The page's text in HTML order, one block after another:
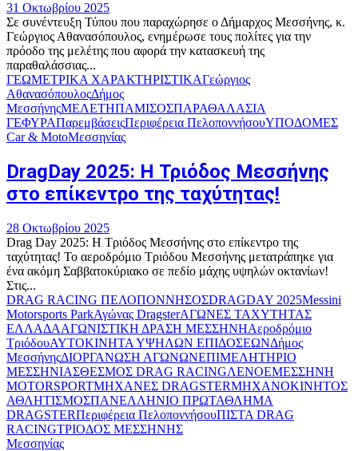
31 Οκτωβρίου 2025
Σε συνέντευξη Τύπου που παραχώρησε ο Δήμαρχος Μεσσήνης, κ.
Γεώργιος Αθανασόπουλος, ενημέρωσε τους πολίτες για την
πρόοδο της μελέτης που αφορά την κατασκευή της
παραθαλάσσιας...
ΓΕΩΜΕΤΡΙΚΑ ΧΑΡΑΚΤΗΡΙΣΤΙΚΑΓεώργιος
ΑθανασόπουλοςΔήμος
ΜεσσήνηςΜΕΛΕΤΗΠΑΜΙΣΟΣΠΑΡΑΘΑΛΑΣΙΑ
ΓΕΦΥΡΑΠαρεμβάσειςΠεριφέρεια ΠελοποννήσουΥΠΟΔΟΜΕΣ
Car & MotoΜεσσηνίας
DragDay 2025: Η Τριόδος Μεσσήνης
στο επίκεντρο της ταχύτητας!
28 Οκτωβρίου 2025
Drag Day 2025: Η Τριόδος Μεσσήνης στο επίκεντρο της
ταχύτητας! Το αεροδρόμιο Τριόδου Μεσσήνης μετατράπηκε για
ένα ακόμη Σαββατοκύριακο σε πεδίο μάχης υψηλών οκτανίων!
Στις...
DRAG RACING ΠΕΛΟΠΟΝΝΗΣΟΣDRAGDAY 2025Messini
Motorsports ParkΑγώνας DragsterΑΓΩΝΕΣ ΤΑΧΥΤΗΤΑΣ
ΕΛΛΑΔΑΑΓΩΝΙΣΤΙΚΗ ΔΡΑΣΗ ΜΕΣΣΗΝΗΑεροδρόμιο
ΤριόδουΑΥΤΟΚΙΝΗΤΑ ΥΨΗΛΩΝ ΕΠΙΔΟΣΕΩΝΔήμος
ΜεσσήνηςΔΙΟΡΓΑΝΩΣΗ ΑΓΩΝΩΝΕΠΙΜΕΛΗΤΗΡΙΟ
ΜΕΣΣΗΝΙΑΣΘΕΣΜΟΣ DRAG RACINGΛΕΝΟΕΜΕΣΣΗΝΗ
MOTORSPORTΜΗΧΑΝΕΣ DRAGSTERΜΗΧΑΝΟΚΙΝΗΤΟΣ
ΑΘΛΗΤΙΣΜΟΣΠΑΝΕΛΛΗΝΙΟ ΠΡΩΤΑΘΛΗΜΑ
DRAGSTERΠεριφέρεια ΠελοποννήσουΠΙΣΤΑ DRAG
RACINGΤΡΙΟΔΟΣ ΜΕΣΣΗΝΗΣ
Μεσσηνίας